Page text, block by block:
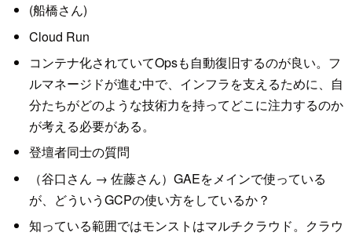
(船橋さん)
Cloud Run
コンテナ化されていてOpsも自動復旧するのが良い。フ
ルマネージドが進む中で、インフラを支えるために、自
分たちがどのような技術力を持ってどこに注力するのか
が考える必要がある。
登壇者同士の質問
（谷口さん → 佐藤さん）GAEをメインで使っている
が、どういうGCPの使い方をしているか？
知っている範囲ではモンストはマルチクラウド。クラウ